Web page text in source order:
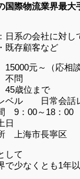
際物流業界最大
日系の会社に対し
既存顧客など
元～（応相談
問
歳位まで
レベル 日常会話
9：00～18：00
日
上海市長寧区
して
で少なくとも1年